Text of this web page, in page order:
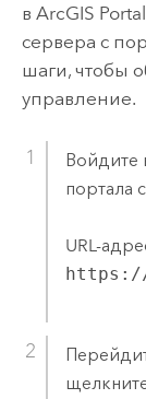
в ArcGIS
сервера с
шаги, чтобы
управление.
Войдите
портала
URL-